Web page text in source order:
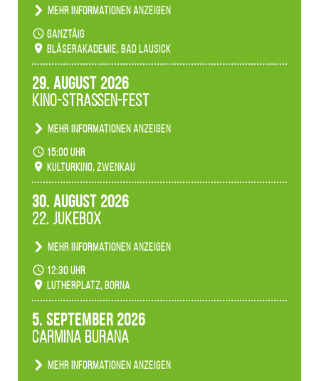
Mehr Informationen anzeigen
Teilnahme der Bläserklassen.
ganztäig
Bläserakademie, Bad Lausick
29. August 2026
Kino-Straßen-Fest
Mehr Informationen anzeigen
Konzert unserer Zwenkauer Schüler und
Schülerinnen zum Fest des Kulturkinos.
15:00 Uhr
Kulturkino, Zwenkau
30. August 2026
22. Jukebox
Mehr Informationen anzeigen
Anlässlicher der 775-Jahrfeier der Stadt Borna
spielen wir noch einmal unser aktuelles
Jukeboxprogramm zum Stadtfest.
12:30 Uhr
Lutherplatz, Borna
5. September 2026
Carmina Burana
Mehr Informationen anzeigen